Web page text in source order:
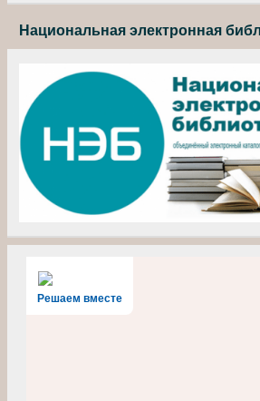
Национальная электронная
Решаем вместе